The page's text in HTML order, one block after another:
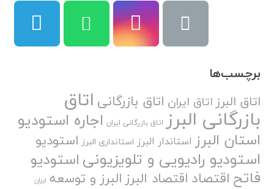
برچسب‌ها
اتاق البرزاتاق ایران اتاق بازرگانی اتاق
بازرگانی البرز اتاق بازرگانی ایران اجاره استودیو
استان البرز استاندار البرز استانداری البرز استودیو
استودیو رادیویی و تلویزیونیاستودیو
فاتح اقتصاد اقتصاد البرزالبرز و توسعه ایران